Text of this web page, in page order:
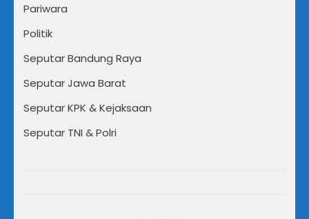
Pariwara
Politik
Seputar Bandung Raya
Seputar Jawa Barat
Seputar KPK & Kejaksaan
Seputar TNI & Polri